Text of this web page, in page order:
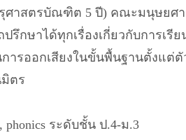
ศาสตรบัณฑิต 5 ปี) คณะมนุษยศ
รึกษาได้ทุกเรื่องเกี่ยวกับการเ
การออกเสียงในขั้นพื้นฐานตั้ง
ตร
ระดับชั้น ป.4-ม.3